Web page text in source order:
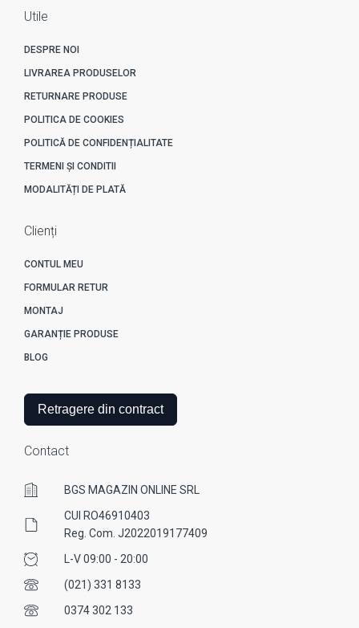
Utile
DESPRE NOI
LIVRAREA PRODUSELOR
RETURNARE PRODUSE
POLITICA DE COOKIES
POLITICĂ DE CONFIDENȚIALITATE
TERMENI ȘI CONDITII
MODALITĂȚI DE PLATĂ
Clienți
CONTUL MEU
FORMULAR RETUR
MONTAJ
GARANȚIE PRODUSE
BLOG
Retragere din contract
Contact
BGS MAGAZIN ONLINE SRL
CUI RO46910403
Reg. Com. J2022019177409
L-V 09:00 - 20:00
(021) 331 8133
0374 302 133